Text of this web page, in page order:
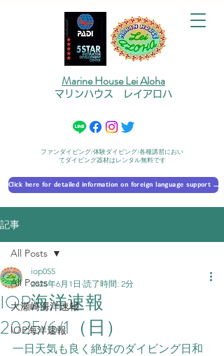
Marine House Lei Aloha
マリンハウス レイアロハ
ファンダイビング/体験ダイビング/各種講習におい
てダイビング器材はレンタル無料です
Click here for detailed information on foreign language support 外国語対応の詳細に​ついて
記事
All Posts
大瀬崎海洋速報
IOP海洋速報
All Posts
IOP海洋速報
2025/6/1（日）
iop055
2025年6月1日 読了時間: 2分
一日天気も良く絶好のダイビング日和